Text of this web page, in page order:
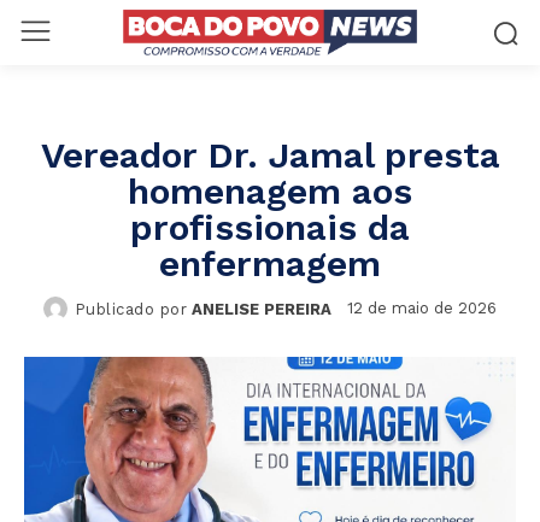
Vereador Dr. Jamal presta
homenagem aos
profissionais da
enfermagem
Publicado por ANELISE PEREIRA 12 de maio de 2026